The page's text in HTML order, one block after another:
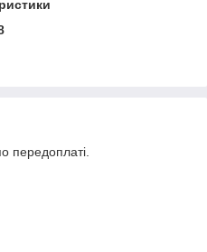
передоплаті.